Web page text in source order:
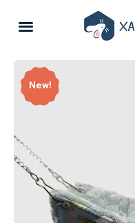
New!